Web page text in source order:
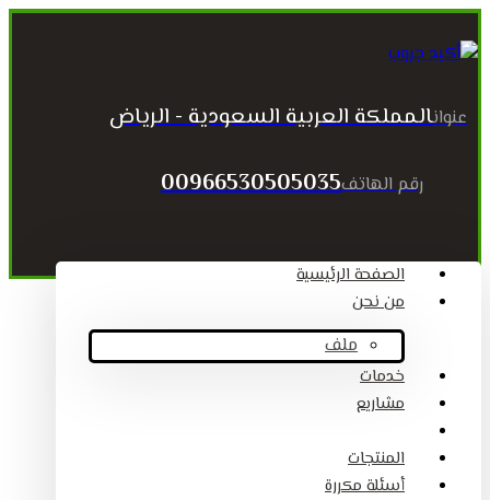
عنوانالمملكة العربية السعودية - الرياض
رقم الهاتف00966530505035
الصفحة الرئيسية
من نحن
ملف
خدمات
مشاريع
المنتجات
أسئلة مكررة